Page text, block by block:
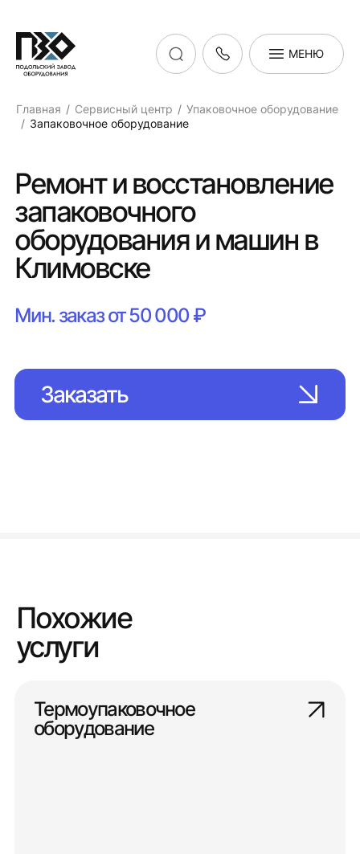
МЕНЮ
Главная Сервисный центр
Упаковочное оборудование
Запаковочное оборудование
Ремонт и восстановление
запаковочного
оборудования и машин в
Климовске
Мин. заказ от 50 000 ₽
Заказать
Похожие
услуги
Термоупаковочное
оборудование